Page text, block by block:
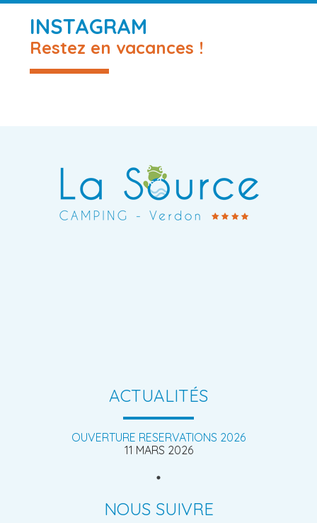
INSTAGRAM
Restez en vacances !
ACTUALITÉS
OUVERTURE RESERVATIONS 2026
11 MARS 2026
NOUS SUIVRE